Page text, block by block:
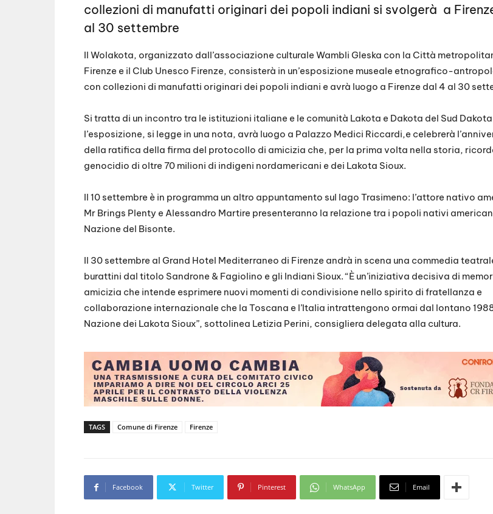
collezioni di manufatti originari dei popoli indiani si svolgerà a
al 30 settembre
Il Wolakota, organizzato dall’associazione culturale Wambli Gleska con la Città
Firenze e il Club Unesco Firenze, consisterà in un’esposizione museale etnografico-
con collezioni di manufatti originari dei popoli indiani e avrà luogo a Firenze dal 4 al 30
Si tratta di un incontro tra le istituzioni italiane e le comunità Lakota e Dakota del Sud
l’esposizione, si legge in una nota, avrà luogo a Palazzo Medici Riccardi,e celebrerà
della ratifica della firma del protocollo di amicizia che, per la prima volta nella storia,
genocidio di oltre 70 milioni di indigeni nordamericani e dei Lakota Sioux.
Il 10 settembre è in programma un altro appuntamento sul lago Trasimeno: l’attore nativo
Mr Brings Plenty e Alessandro Martire presenteranno la relazione tra i popoli nativi
Nazione del Bisonte.
Il 30 settembre al Grand Hotel Mediterraneo di Firenze andrà in scena una commedia
burattini dal titolo Sandrone & Fagiolino e gli Indiani Sioux. “È un’iniziativa decisiva di
amicizia che intende esprimere nuovi momenti di condivisione nello spirito di fratellanza e
collaborazione internazionale che la Toscana e l’Italia intrattengono ormai dal lontano
Nazione dei Lakota Sioux”, sottolinea Letizia Perini, consigliera delegata alla cultura.
TAGS Comune di Firenze Firenze
Facebook Twitter Pinterest WhatsApp Email